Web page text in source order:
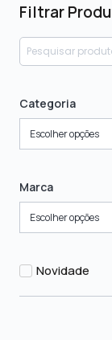
Filtrar
Categoria
Escolher opções
Marca
Escolher opções
Novidade